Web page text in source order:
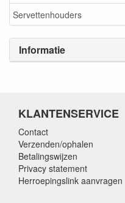
Servettenhouders
Informatie
KLANTENSERVICE
Contact
Verzenden/ophalen
Betalingswijzen
Privacy statement
Herroepingslink aanvragen